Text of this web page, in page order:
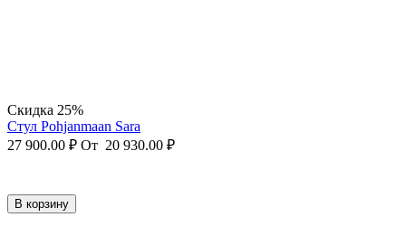
Скидка 25%
Стул Pohjanmaan Sara
27 900.00 ₽ От 20 930.00 ₽
В корзину